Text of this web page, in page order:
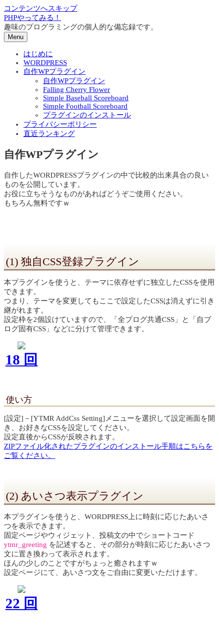
コンテンツへスキップ
PHPやってみる！
趣味のプログラミングの個人的な備忘録です。
Menu
はじめに
WORDPRESS
自作WPプラグイン
自作WPプラグイン
Falling Cherry Flower
Simple Baseball Scoreboard
Simple Football Scoreboard
プラグインのインストール
プライバシーポリシー
直近ランキング
自作WPプラグイン
自作したWORDPRESSプラグインの中で比較的出来具合の良い
ものを公開しています。
お役に立ちそうなものがあればどうぞご使用ください。
もちろん無料ですｗ
(1) 独自CSS登録プラグイン
本プラグインを使うと、テーマに依存せずに独立したCSSを使用
できます。
つまり、テーマを変更してもここで設定したCSSは消えずに引き
継がれます。
設定枠を2個設けていますので、「全プログ共通CSS」と「自ブ
ログ固有CSS」などに分けて管理できます。
18 回
使い方
[設定]－[YTMR AddCss Setting]メニューを選択して設定画面を開
き、お好きなCSSを設定してください。
設定直後からCSSが反映されます。
ZIPファイル化されたプラグインのインストール手順はこちらを
ご覧ください。
(2) あいさつ表示プラグイン
本プラグインを使うと、WORDPRESS上に時刻に応じたあいさ
つを表示できます。
固定ページやウィジェット、投稿文の中でショートコード
ytmr_greeting を記述すると、その部分が時刻に応じたあいさつ
文に置き換わって表示されます。
ほんの少しのことですがちょっと癒されますｗ
設定ページにて、あいさつ文をご自由に変更いただけます。
22 回